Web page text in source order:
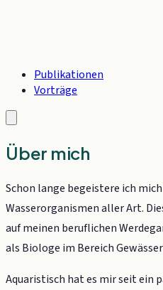
Publikationen
Vorträge
Über mich
Schon lange begeistere ich
Wasserorganismen aller Art.
auf meinen beruflichen
als Biologe im Bereich
Aquaristisch hat es mir seit ein